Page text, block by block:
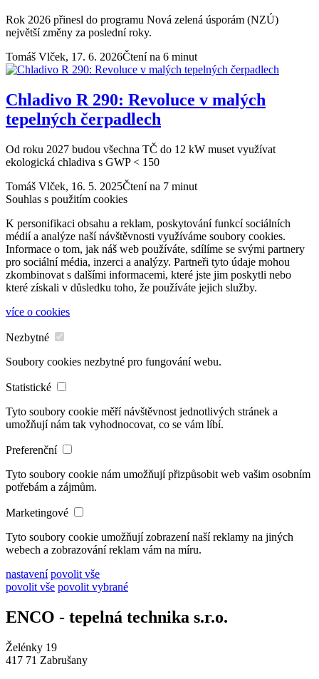
Rok 2026 přinesl do programu Nová zelená úsporám (NZÚ)
největší změny za poslední roky.
Tomáš Vlček, 17. 6. 2026Čtení na 6 minut
Chladivo R 290: Revoluce v malých
tepelných čerpadlech
Od roku 2027 budou všechna TČ do 12 kW muset využívat
ekologická chladiva s GWP < 150
Tomáš Vlček, 16. 5. 2025Čtení na 7 minut
Souhlas s použitím cookies
K personifikaci obsahu a reklam, poskytování funkcí sociálních
médií a analýze naší návštěvnosti využíváme soubory cookies.
Informace o tom, jak náš web používáte, sdílíme se svými partnery
pro sociální média, inzerci a analýzy. Partneři tyto údaje mohou
zkombinovat s dalšími informacemi, které jste jim poskytli nebo
které získali v důsledku toho, že používáte jejich služby.
více o cookies
Nezbytné
Soubory cookies nezbytné pro fungování webu.
Statistické
Tyto soubory cookie měří návštěvnost jednotlivých stránek a
umožňují nám tak vyhodnocovat, co se vám líbí.
Preferenční
Tyto soubory cookie nám umožňují přizpůsobit web vašim osobním
potřebám a zájmům.
Marketingové
Tyto soubory cookie umožňují zobrazení naší reklamy na jiných
webech a zobrazování reklam vám na míru.
nastavení povolit vše
povolit vše povolit vybrané
ENCO - tepelná technika s.r.o.
Želénky 19
417 71 Zabrušany